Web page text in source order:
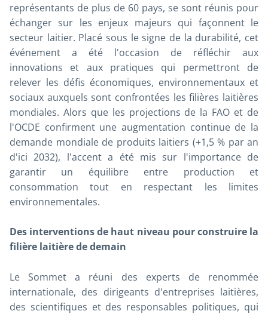
représentants de plus de 60 pays, se sont réunis pour
échanger sur les enjeux majeurs qui façonnent le
secteur laitier. Placé sous le signe de la durabilité, cet
événement a été l'occasion de réfléchir aux
innovations et aux pratiques qui permettront de
relever les défis économiques, environnementaux et
sociaux auxquels sont confrontées les filières laitières
mondiales. Alors que les projections de la FAO et de
l'OCDE confirment une augmentation continue de la
demande mondiale de produits laitiers (+1,5 % par an
d'ici 2032), l'accent a été mis sur l'importance de
garantir un équilibre entre production et
consommation tout en respectant les limites
environnementales.
Des interventions de haut niveau pour construire la
filière laitière de demain
Le Sommet a réuni des experts de renommée
internationale, des dirigeants d'entreprises laitières,
des scientifiques et des responsables politiques, qui